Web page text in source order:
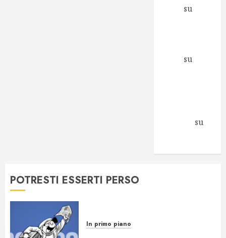
su
su
su
POTRESTI ESSERTI PERSO
In primo piano